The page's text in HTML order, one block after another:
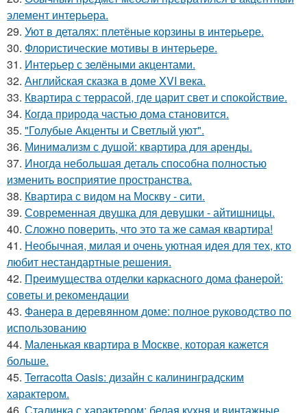
элемент интерьера.
29. Уют в деталях: плетёные корзины в интерьере.
30. Флористические мотивы в интерьере.
31. Интерьер с зелёными акцентами.
32. Английская сказка в доме XVI века.
33. Квартира с террасой, где царит свет и спокойствие.
34. Когда природа частью дома становится.
35. "Голубые Акценты и Светлый уют".
36. Минимализм с душой: квартира для аренды.
37. Иногда небольшая деталь способна полностью
изменить восприятие пространства.
38. Квартира с видом на Москву - сити.
39. Современная двушка для девушки - айтишницы.
40. Сложно поверить, что это та же самая квартира!
41. Необычная, милая и очень уютная идея для тех, кто
любит нестандартные решения.
42. Преимущества отделки каркасного дома фанерой:
советы и рекомендации
43. Фанера в деревянном доме: полное руководство по
использованию
44. Маленькая квартира в Москве, которая кажется
больше.
45. Terracotta Oasis: дизайн с калининградским
характером.
46. Сталинка с характером: белая кухня и винтажные